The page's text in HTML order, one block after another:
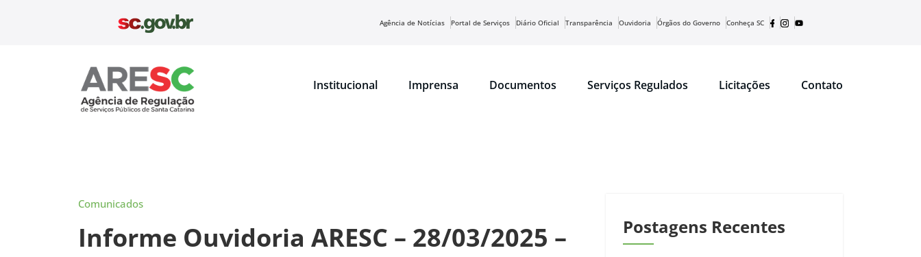
Agência de Notícias Portal de Serviços Diário Oficial Transparência Ouvidoria Órgãos do Governo Conheça SC
Institucional Imprensa Documentos Serviços Regulados Licitações Contato
Comunicados
Informe Ouvidoria ARESC – 28/03/2025 –
Postagens Recentes